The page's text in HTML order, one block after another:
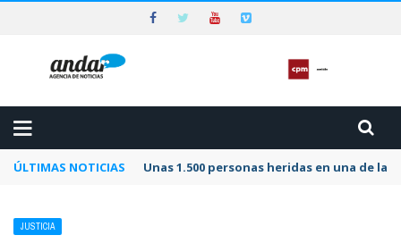
ÚLTIMAS NOTICIAS Unas 1.500 personas heridas en una de
JUSTICIA